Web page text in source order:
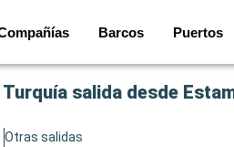
Barcos Puertos
salida desde
Otras salidas